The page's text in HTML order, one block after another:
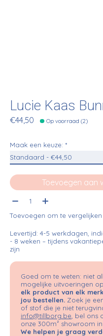
Lucie Kaas
€44,50 Op voorraad (2)
Maak een keuze: *
Toevoegen aan
Aantal:
Toevoegen om te vergelijken
Levertijd: 4-5 werkdagen,
- 8 weken – tijdens
zijn
Goed om te weten: niet
mogelijke uitvoeringen
elk product van elk
jou bestellen. Zoek je
of stof die je niet
info@tillborg.be , bel
onze 300m² showroom
We helpen je graag